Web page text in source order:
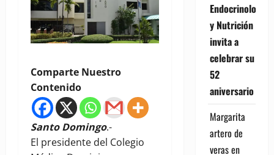
Comparte Nuestro
Contenido
Santo Domingo.-
El presidente del Colegio
Endocrinología
y Nutrición
invita a
celebrar su
52
aniversario
Margarita
artero de
verasen